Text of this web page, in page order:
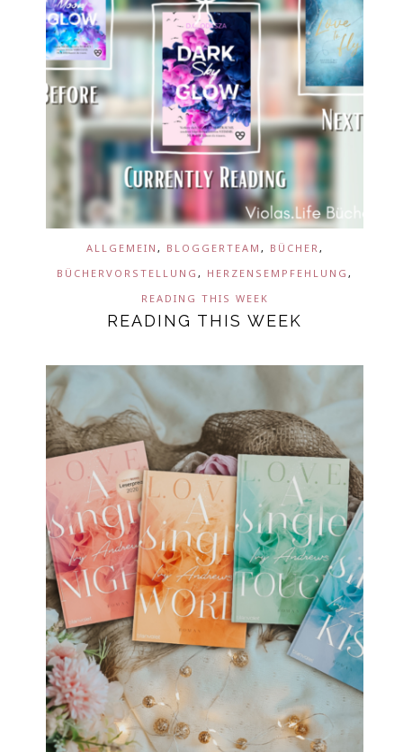
ALLGEMEIN , BLOGGERTEAM , BÜCHER,
BÜCHERVORSTELLUNG, HERZENSEMPFEHLUNG,
READING THIS WEEK
READING THIS WEEK